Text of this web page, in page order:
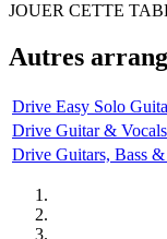
JOUER CETTE
Autres
Drive Easy Solo
Drive Guitar & Vocals
Drive Guitars, Bass